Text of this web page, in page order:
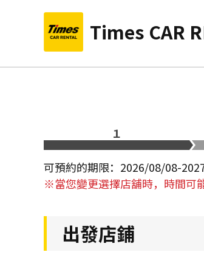
Times CAR
１
可預約的期限：2026/08/08-
※當您變更選擇店舖時，時間可
出發店鋪